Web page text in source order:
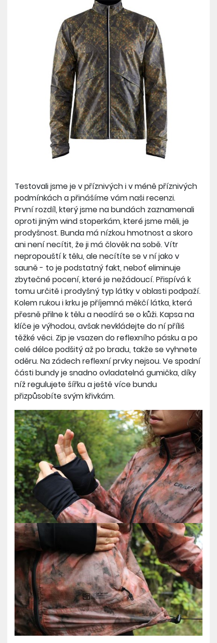
Testovali jsme je v příznivých i v méně příznivých
podmínkách a přinášíme vám naši recenzi.
První rozdíl, který jsme na bundách zaznamenali
oproti jiným wind stoperkám, které jsme měli, je
prodyšnost. Bunda má nízkou hmotnost a skoro
ani není necítit, že ji má člověk na sobě. Vítr
nepropouští k tělu, ale necítíte se v ní jako v
sauně - to je podstatný fakt, neboť eliminuje
zbytečné pocení, které je nežádoucí. Přispívá k
tomu určitě i prodyšný typ látky v oblasti podpaží.
Kolem rukou i krku je příjemná měkčí látka, která
přesně přilne k tělu a neodírá se o kůži. Kapsa na
klíče je výhodou, avšak nevkládejte do ní příliš
těžké věci. Zip je vsazen do reflexního pásku a po
celé délce podšitý až po bradu, takže se vyhnete
oděru. Na zádech reflexní prvky nejsou. Ve spodní
části bundy je snadno ovladatelná gumička, díky
níž regulujete šířku a ještě více bundu
přizpůsobíte svým křivkám.